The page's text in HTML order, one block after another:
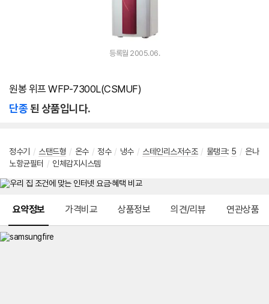
등록월 2005.06.
원봉 위프 WFP-7300L(CSMUF)
단종된 상품입니다.
정수기 / 스탠드형 / 온수 / 정수 / 냉수 / 스테인리스저수조 / 물탱크: 5 / 은나
노항균필터 / 인체감지시스템
요약정보 가격비교 상품정보 의견/리뷰 연관상품